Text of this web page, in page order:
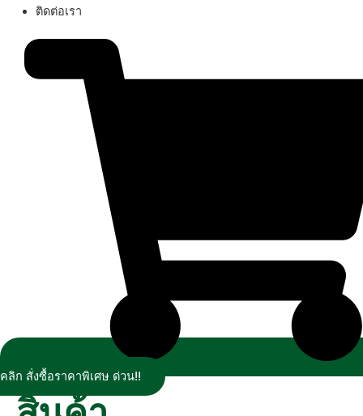
ติดต่อเรา
คลิก สั่งซื้อราคาพิเศษ ด่วน!!